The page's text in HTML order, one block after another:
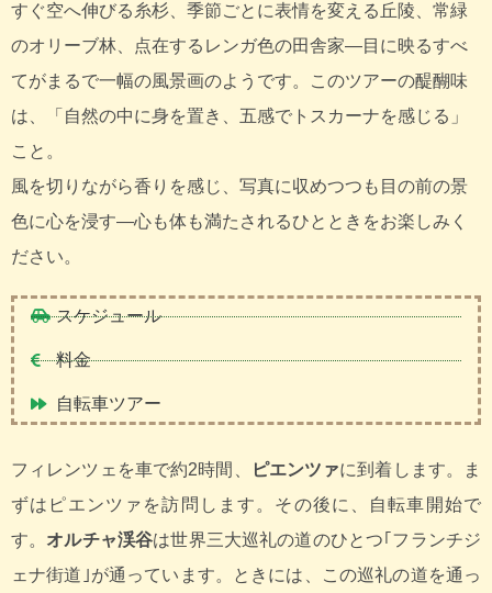
すぐ空へ伸びる糸杉、季節ごとに表情を変える丘陵、常緑
のオリーブ林、点在するレンガ色の田舎家―目に映るすべ
てがまるで一幅の風景画のようです。このツアーの醍醐味
は、「自然の中に身を置き、五感でトスカーナを感じる」
こと。
風を切りながら香りを感じ、写真に収めつつも目の前の景
色に心を浸す―心も体も満たされるひとときをお楽しみく
ださい。
スケジュール
料金
自転車ツアー
フィレンツェを車で約2時間、 ピエンツァに到着します。ま
ずはピエンツァを訪問します。その後に、自転車開始で
す。 オルチャ渓谷は世界三大巡礼の道のひとつ｢フランチジ
ェナ街道｣が通っています。ときには、この巡礼の道を通っ